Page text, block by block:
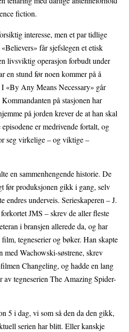
fiction.
interesse, men et par tidlige
får sjefslegen et etisk
livsviktig operasjon forbudt under
en stund før noen kommer på å
«By Any Means Necessary» går
på stasjonen har
på jorden krever de at han skal
er medrivende fortalt, og
seg virkelige – og viktige –
en sammenhengende historie. De
før produksjonen gikk i gang, selv
endres underveis. Serieskaperen – J.
JMS – skrev de aller fleste
i bransjen allerede da, og har
tegneserier og bøker. Han skapte
med Wachowski-søstrene, skrev
Changeling, og hadde en lang
av tegneserien The Amazing Spider-
5 i dag, vi som så den da den gikk,
serien har blitt. Eller kanskje